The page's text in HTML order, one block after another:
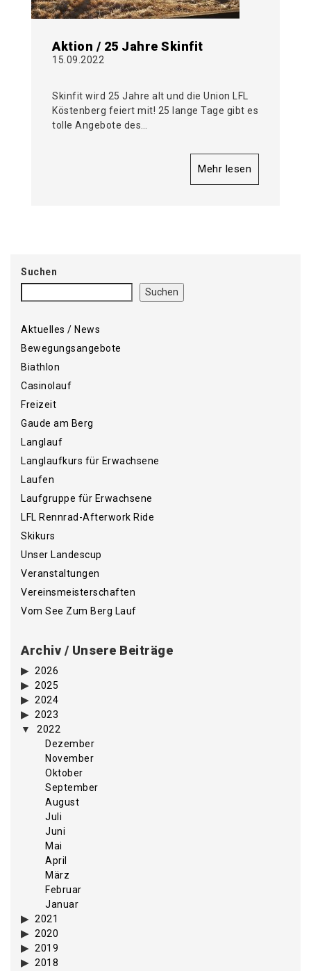
Aktion / 25 Jahre Skinfit
15.09.2022
Skinfit wird 25 Jahre alt und die Union LFL
Köstenberg feiert mit! 25 lange Tage gibt es
tolle Angebote des…
Mehr lesen
Suchen
Suchen
Aktuelles / News
Bewegungsangebote
Biathlon
Casinolauf
Freizeit
Gaude am Berg
Langlauf
Langlaufkurs für Erwachsene
Laufen
Laufgruppe für Erwachsene
LFL Rennrad-Afterwork Ride
Skikurs
Unser Landescup
Veranstaltungen
Vereinsmeisterschaften
Vom See Zum Berg Lauf
Archiv / Unsere Beiträge
2026
2025
2024
2023
2022
Dezember
November
Oktober
September
August
Juli
Juni
Mai
April
März
Februar
Januar
2021
2020
2019
2018